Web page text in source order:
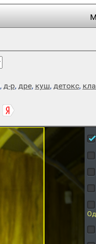
, д-р, дре, куш, детокс,